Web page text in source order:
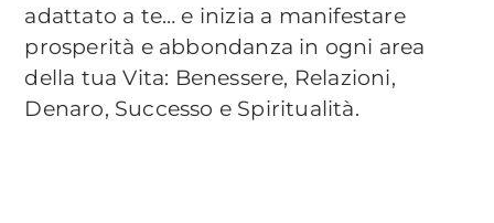
adattato a te… e inizia a manifestare
prosperità e abbondanza in ogni area
della tua Vita: Benessere, Relazioni,
Denaro, Successo e Spiritualità.​